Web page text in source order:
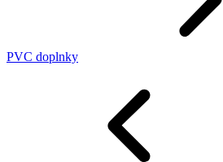
PVC doplnky